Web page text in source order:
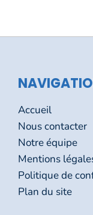
Accueil
Nous contacter
Notre équipe
Mentions
Politique de
Plan du site